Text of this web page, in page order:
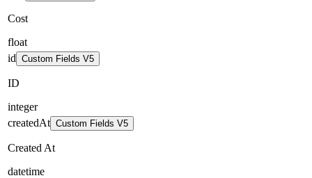
Cost
float
id Custom Fields V5
ID
integer
createdAt Custom Fields V5
Created At
datetime